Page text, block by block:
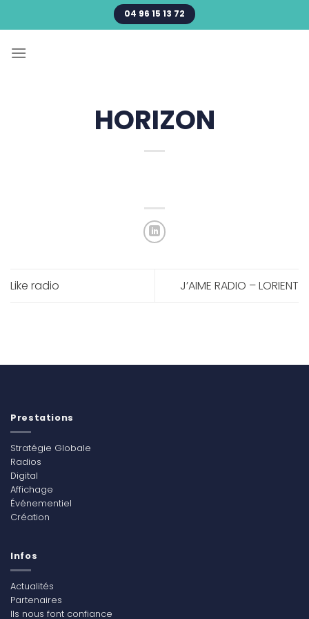
au
04 96 15 13 72
HORIZON
Like radio J’AIME RADIO – LORIENT
Prestations
Stratégie Globale
Radios
Digital
Affichage
Événementiel
Création
Infos
Actualités
Partenaires
Ils nous font confiance